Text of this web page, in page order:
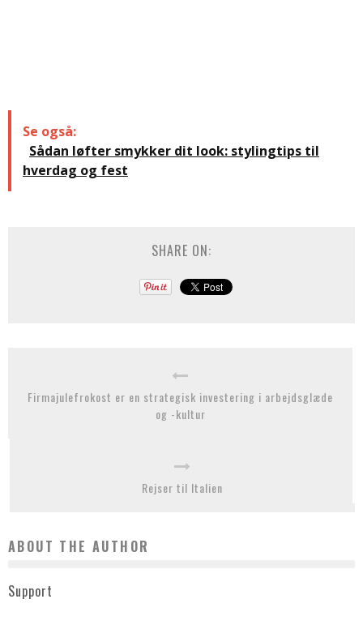
Se også:
Sådan løfter smykker dit look: stylingtips til
hverdag og fest
SHARE ON:
Firmajulefrokost er en strategisk investering i arbejdsglæde
og -kultur
Rejser til Italien
ABOUT THE AUTHOR
Support